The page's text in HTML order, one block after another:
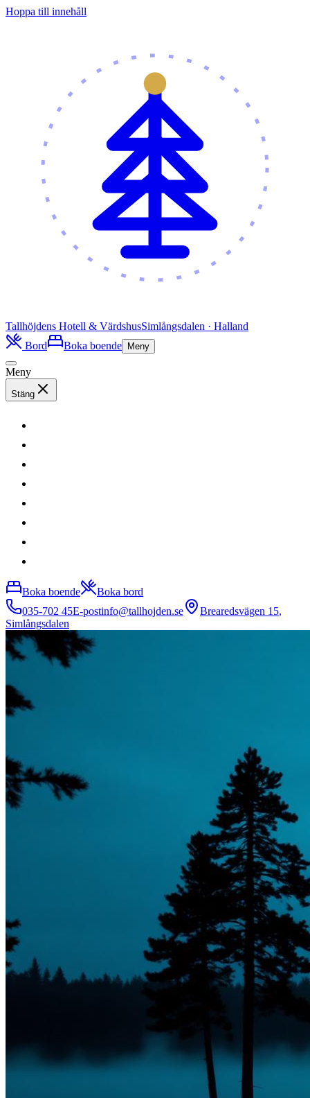
Hoppa till innehåll
Tallhöjdens Hotell & VärdshusSimlångsdalen · Halland
Bord
Boka boende Meny
Meny
Stäng
Boka boende
Boka bord
035-702 45E-postinfo@tallhojden.se Brearedsvägen 15,
Simlångsdalen